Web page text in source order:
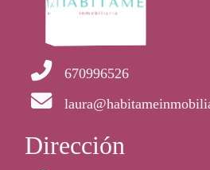
670996526
Dirección